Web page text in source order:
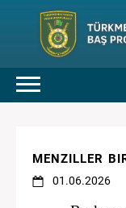
MENZILLER
01.06.2026